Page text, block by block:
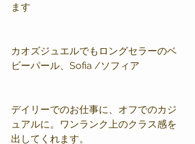
ます
カオズジュエルでもロングセラーのベ
ビーパール、Sofia /ソフィア
デイリーでのお仕事に、オフでのカジ
ュアルに。ワンランク上のクラス感を
出してくれます。